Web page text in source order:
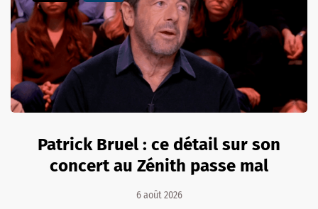
Patrick Bruel : ce détail sur son
concert au Zénith passe mal
6 août 2026